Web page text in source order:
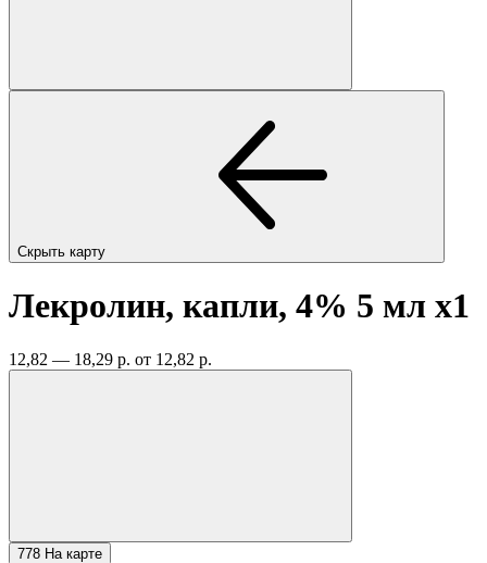
Скрыть карту
Лекролин, капли, 4% 5 мл x1
12,82 — 18,29 р. от 12,82 р.
778 На карте